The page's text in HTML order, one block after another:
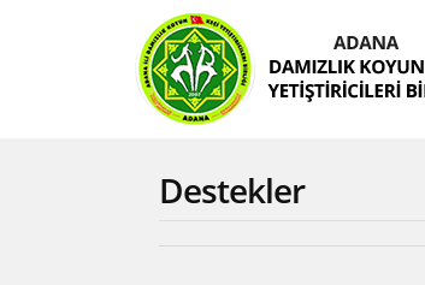
Destekler